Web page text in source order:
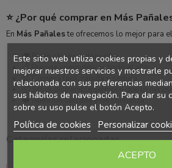
⭐ ¿Por qué comprar en Más
En Más Pañaleste ofrecemos lo mejor para
🚚 Envío rápido a domicilio
💰 Precios competitivos todo el año
🛒 Compra fácil, rápida y segura
📦 Stock disponible siempre que lo
❤️ Atención cercana y de confianza
Categorías relacionadas
Este sitio web utiliza cookies propias y
mejorar nuestros servicios y mostrarle
relacionada con sus preferencias
sus hábitos de navegación. Para dar su
sobre su uso pulse el botón Acepto.
Política de cookies Personalizar
ACEPTO